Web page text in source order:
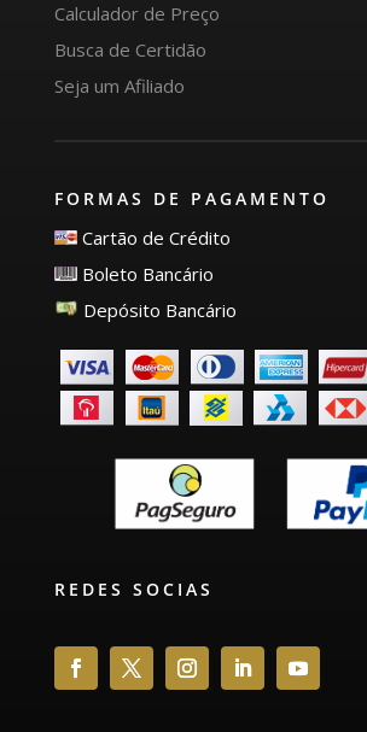
Calculador de Preço
Busca de Certidão
Seja um Afiliado
FORMAS DE PAGAMENTO
Cartão de Crédito
Boleto Bancário
Depósito Bancário
REDES SOCIAS